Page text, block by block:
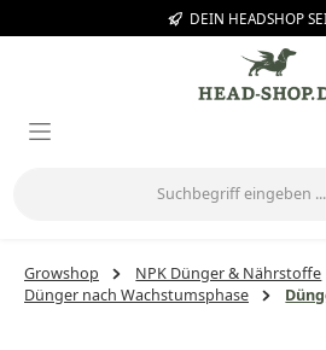
Zum Hauptinhalt springenDEIN HEADSHOP
Growshop
NPK Dünger & Nährstoffe
Dünger nach Wachstumsphase